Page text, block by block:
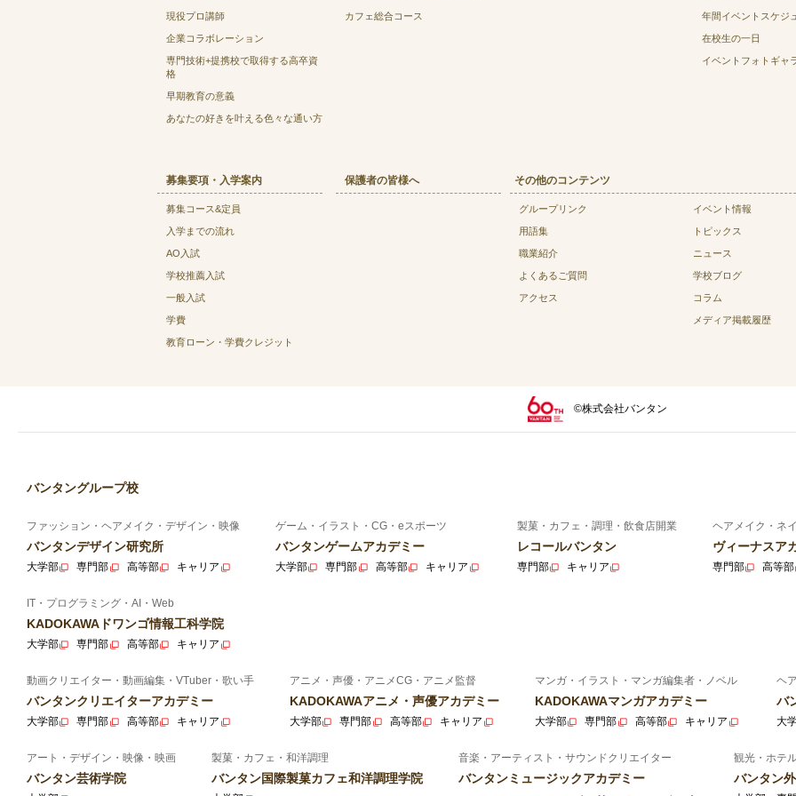
現役プロ講師
企業コラボレーション
専門技術+提携校で取得する高卒資
格
早期教育の意義
あなたの好きを叶える⾊々な通い⽅
カフェ総合コース 年間イベントスケジ
在校生の一日
イベントフォトギャ
募集要項・入学案内
募集コース&定員
入学までの流れ
AO入試
学校推薦入試
一般入試
学費
教育ローン・学費クレジット
保護者の皆様へ その他のコンテンツ
グループリンク
用語集
職業紹介
よくあるご質問
アクセス
イベント情報
トピックス
ニュース
学校ブログ
コラム
メディア掲載履歴
©株式会社バンタン
バンタングループ校
ファッション・ヘアメイク・デザイン・映像
バンタンデザイン研究所
大学部 専門部 高等部 キャリア
ゲーム・イラスト・CG・eスポーツ
バンタンゲームアカデミー
大学部 専門部 高等部 キャリア
製菓・カフェ・調理・飲食店開業
レコールバンタン
専門部 キャリア
ヘアメイク・ネ
ヴィーナスア
専門部 高等部
IT・プログラミング・AI・Web
KADOKAWAドワンゴ情報工科学院
大学部 専門部 高等部 キャリア
動画クリエイター・動画編集・VTuber・歌い手
バンタンクリエイターアカデミー
大学部 専門部 高等部 キャリア
アニメ・声優・アニメCG・アニメ監督
KADOKAWAアニメ・声優アカデミー
大学部 専門部 高等部 キャリア
マンガ・イラスト・マンガ編集者・ノベル
KADOKAWAマンガアカデミー
大学部 専門部 高等部 キャリア
ヘ
バ
大
アート・デザイン・映像・映画
バンタン芸術学院
製菓・カフェ・和洋調理
バンタン国際製菓カフェ和洋調理学院
音楽・アーティスト・サウンドクリエイター
バンタンミュージックアカデミー
観光・ホテ
バンタン